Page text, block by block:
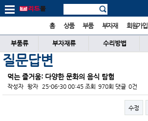
홈 상품 부품 부자재 회원가입
부품류 부자재류 수리방법
질문답변
먹는 즐거움: 다양한 문화의 음식 탐험
작성자 왕자 25-06-30 00:45 조회 970회 댓글 0건
수정